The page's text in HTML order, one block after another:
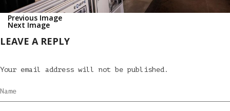
Previous Image
Next Image
LEAVE A REPLY
Your email address will not be published.
Name